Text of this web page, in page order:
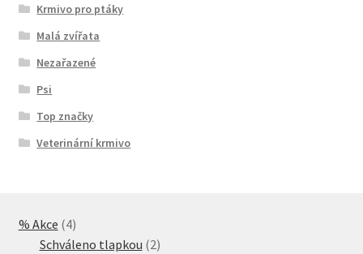
Krmivo pro ptáky
Malá zvířata
Nezařazené
Psi
Top značky
Veterinární krmivo
% Akce 44
produkty
Schváleno tlapkou 22